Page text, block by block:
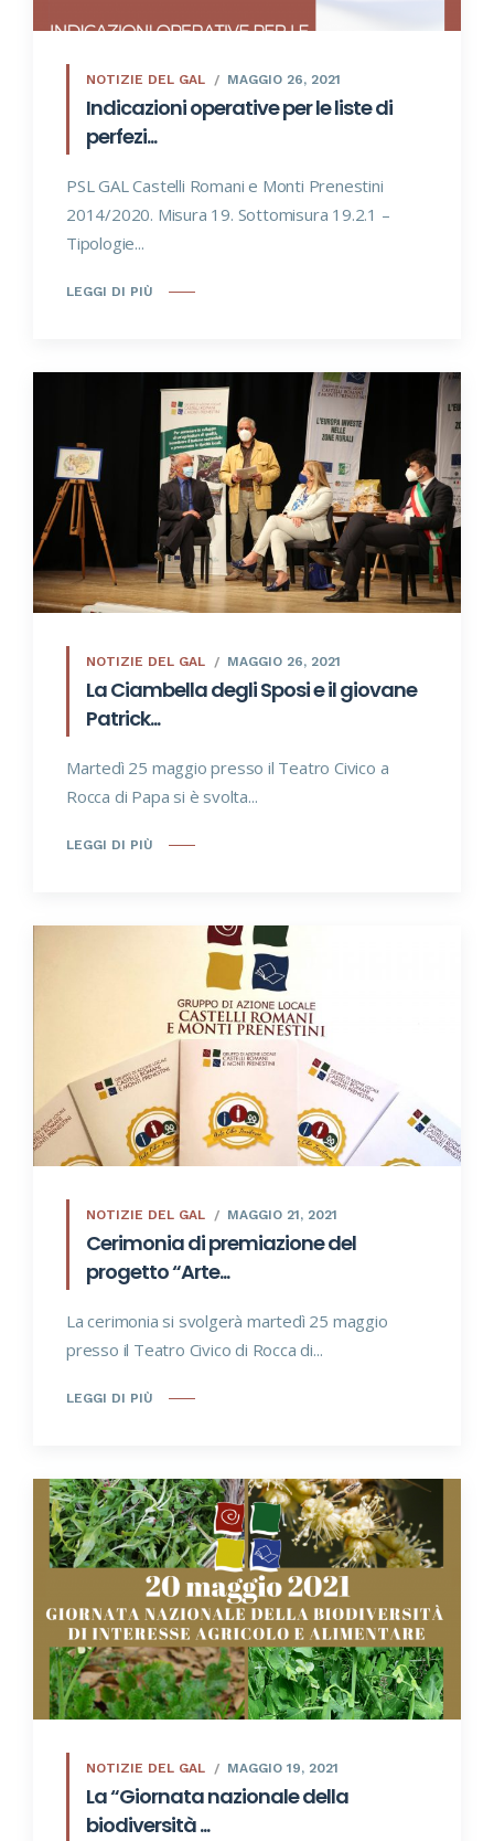
NOTIZIE DEL GAL MAGGIO 26, 2021
Indicazioni operative per le liste di
perfezi...
PSL GAL Castelli Romani e Monti Prenestini
2014/2020. Misura 19. Sottomisura 19.2.1 –
Tipologie...
LEGGI DI PIÙ
NOTIZIE DEL GAL MAGGIO 26, 2021
La Ciambella degli Sposi e il giovane
Patrick...
Martedì 25 maggio presso il Teatro Civico a
Rocca di Papa si è svolta...
LEGGI DI PIÙ
NOTIZIE DEL GAL MAGGIO 21, 2021
Cerimonia di premiazione del
progetto “Arte...
La cerimonia si svolgerà martedì 25 maggio
presso il Teatro Civico di Rocca di...
LEGGI DI PIÙ
NOTIZIE DEL GAL MAGGIO 19, 2021
La “Giornata nazionale della
biodiversità ...